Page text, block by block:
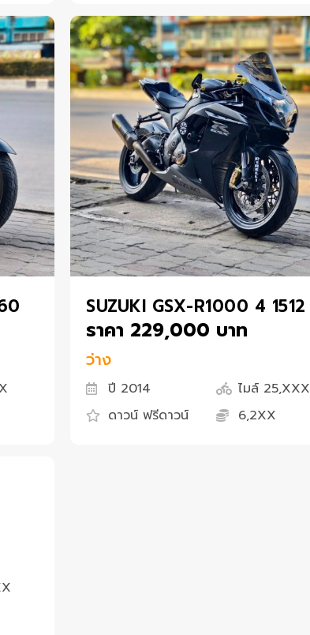
SUZUKI GSX-R1000 4 1512
ราคา 229,000 บาท
ว่าง
ปี 2014
ไมล์ 25,XXX
ดาวน์ ฟรีดาวน์
6,2XX